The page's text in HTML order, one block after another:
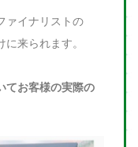
ァイナリストの
来られます。
てお客様の実際の